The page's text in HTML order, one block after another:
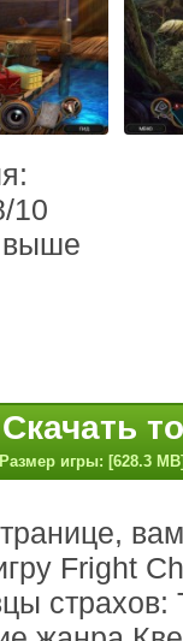
10
выше
Скачать
Размер игры: [628.3
Fright
страхов: